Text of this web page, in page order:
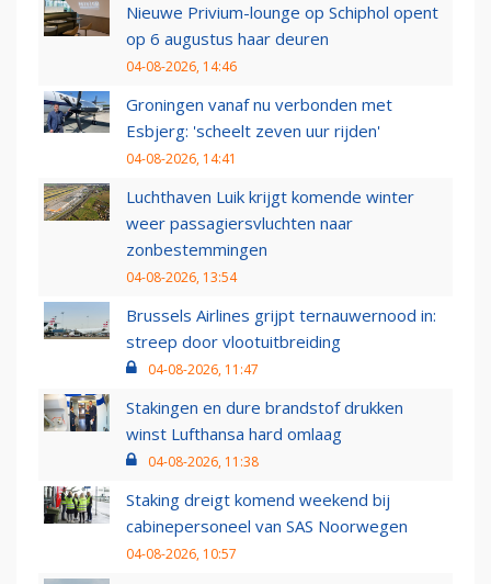
Nieuwe Privium-lounge op Schiphol opent
op 6 augustus haar deuren
04-08-2026, 14:46
Groningen vanaf nu verbonden met
Esbjerg: 'scheelt zeven uur rijden'
04-08-2026, 14:41
Luchthaven Luik krijgt komende winter
weer passagiersvluchten naar
zonbestemmingen
04-08-2026, 13:54
Brussels Airlines grijpt ternauwernood in:
streep door vlootuitbreiding
04-08-2026, 11:47
Stakingen en dure brandstof drukken
winst Lufthansa hard omlaag
04-08-2026, 11:38
Staking dreigt komend weekend bij
cabinepersoneel van SAS Noorwegen
04-08-2026, 10:57